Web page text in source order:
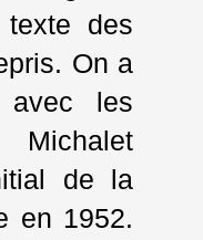
des
On a
les
Michalet
de la
en 1952.